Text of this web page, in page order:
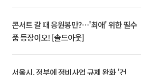
콘서트 갈 때 응원봉만?⋯'최애' 위한 필수
품 등장이오! [솔드아웃]
서울시, 정부에 정비사업 규제 완화 '건